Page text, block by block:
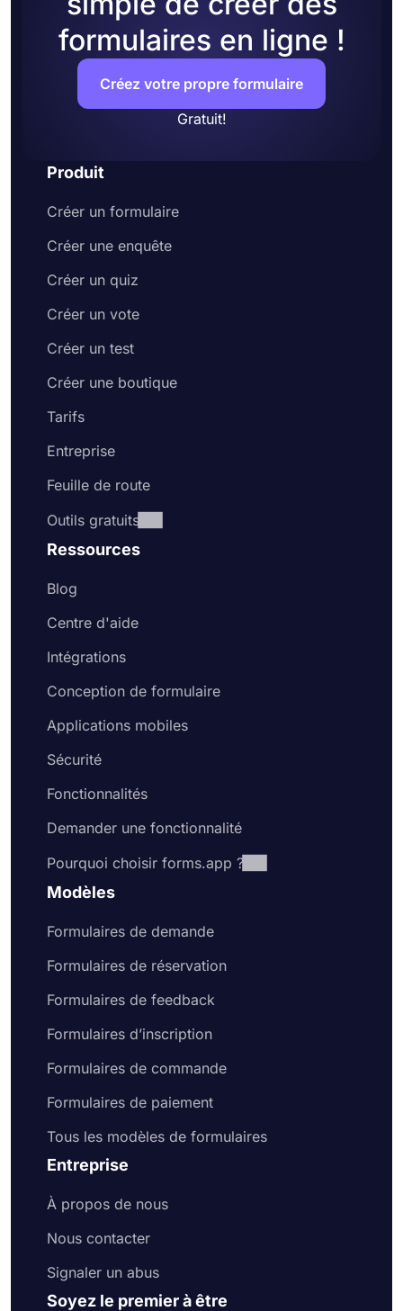
formulaires en ligne !
Créez votre propre formulaire
Gratuit!
Produit
Créer un formulaire
Créer une enquête
Créer un quiz
Créer un vote
Créer un test
Créer une boutique
Tarifs
Entreprise
Feuille de route
Outils gratuits
Ressources
Blog
Centre d'aide
Intégrations
Conception de formulaire
Applications mobiles
Sécurité
Fonctionnalités
Demander une fonctionnalité
Pourquoi choisir forms.app ?
Modèles
Formulaires de demande
Formulaires de réservation
Formulaires de feedback
Formulaires d’inscription
Formulaires de commande
Formulaires de paiement
Tous les modèles de formulaires
Entreprise
À propos de nous
Nous contacter
Signaler un abus
Soyez le premier à être